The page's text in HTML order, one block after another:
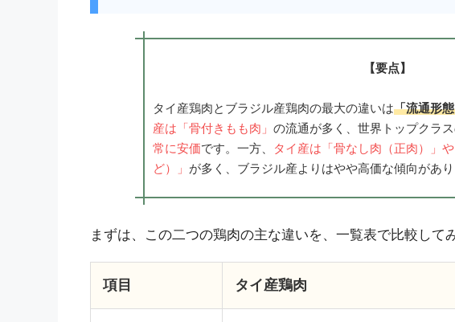
【要点】
タイ産鶏肉とブラジル産鶏肉の最大の違いは「流通形
産は「骨付きもも肉」の流通が多く、世界トップクラ
常に安価です。一方、
タイ産は「骨なし肉（正肉）」
ど）」 が多く、ブラジル産よりはやや高価な傾向があり
まずは、この二つの鶏肉の主な違いを、一覧表で比較して
項目 タイ産鶏肉